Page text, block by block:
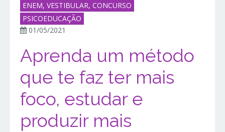
ENEM, VESTIBULAR, CONCURSO
PSICOEDUCAÇÃO
01/05/2021
Aprenda um método
que te faz ter mais
foco, estudar e
produzir mais